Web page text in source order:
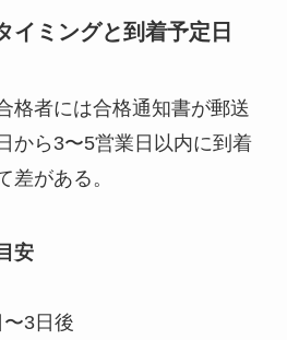
イミングと到着予定日
格者には合格通知書が郵送
から3〜5営業日以内に到着
差がある。
安
3日後